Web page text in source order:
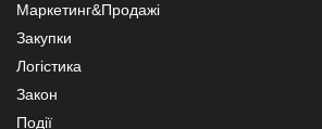
Маркетинг&Продажі
Закупки
Логістика
Закон
Події